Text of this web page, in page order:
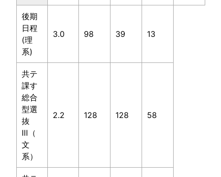
後期
日程
(理
系)
3.0 98 39 13
共テ
課す
総合
型選
抜
Ⅲ（
文
系）
2.2 128 128 58